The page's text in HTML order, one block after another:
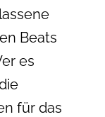
Beats
es
für das